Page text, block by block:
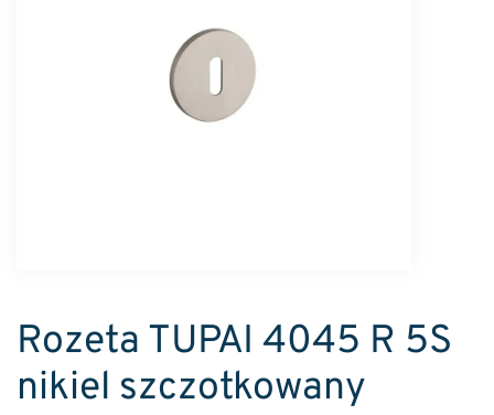
Rozeta TUPAI 4045 R 5S
nikiel szczotkowany